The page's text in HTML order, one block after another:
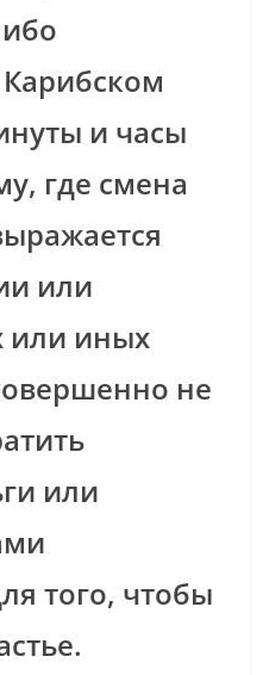
и часы
где смена
или
или иных
не
или
того, чтобы